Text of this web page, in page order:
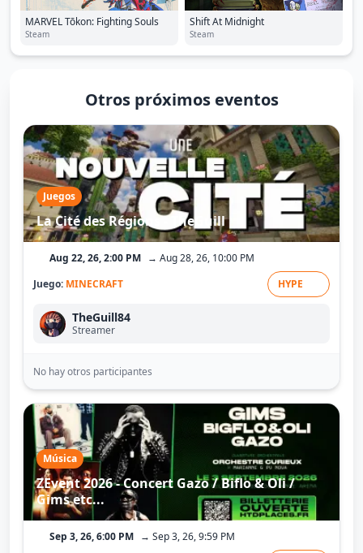
MARVEL Tōkon: Fighting Souls
Steam
Shift At Midnight
Steam
Otros próximos eventos
Juegos
La Cité des Régions - TheGuill
Aug 22, 26, 2:00 PM → Aug 28, 26, 10:00 PM
Juego: MINECRAFT HYPE
TheGuill84
Streamer
No hay otros participantes
Música
ZEvent 2026 - Concert Gazo / Biflo & Oli /
Gims etc...
Sep 3, 26, 6:00 PM → Sep 3, 26, 9:59 PM